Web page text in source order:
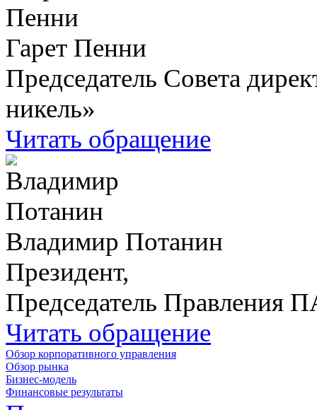
Гарет Пенни
Председатель Совета
никель»
Читать обращение
Владимир Потанин
Президент,
Председатель Правления
Читать обращение
Обзор корпоративного управления
Обзор рынка
Бизнес-модель
Финансовые результаты